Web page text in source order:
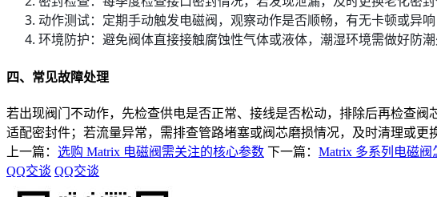
动作测试：定期手动触发电磁阀，观察动作是否顺畅，有无卡顿或异响
环境防护：避免阀体直接接触腐蚀性气体或液体，潮湿环境需做好防
四、常见故障处理
若出现阀门不动作，先检查供电是否正常、接线是否松动，排除后再检查
适配密封件；若流量异常，需排查管路堵塞或阀芯磨损情况，及时清理或更
上一篇： 选购 Matrix 电磁阀需关注的核心参数 下一篇： Matrix 多系列电磁阀
QQ交谈 QQ交谈